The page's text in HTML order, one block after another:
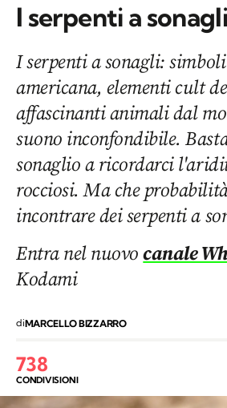
I serpenti a
I serpenti a sonagli:
americana, elementi cult
affascinanti animali dal
suono inconfondibile.
sonaglio a ricordarci
rocciosi. Ma che
incontrare dei serpenti a
Entra nel nuovocanale
Kodami
diMARCELLO BIZZARRO
738
CONDIVISIONI